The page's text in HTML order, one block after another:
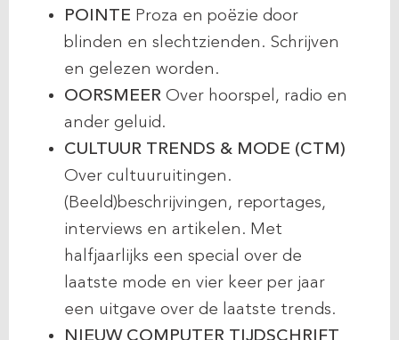
POINTE Proza en poëzie door
blinden en slechtzienden. Schrijven
en gelezen worden.
OORSMEEROver hoorspel, radio en
ander geluid.
CULTUUR TRENDS & MODE (CTM)
Over cultuuruitingen.
(Beeld)beschrijvingen, reportages,
interviews en artikelen. Met
halfjaarlijks een special over de
laatste mode en vier keer per jaar
een uitgave over de laatste trends.
NIEUW COMPUTER TIJDSCHRIFT